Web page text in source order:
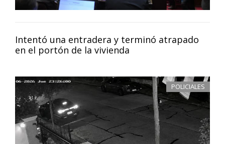
Intentó una entradera y terminó atrapado
en el portón de la vivienda
POLICIALES